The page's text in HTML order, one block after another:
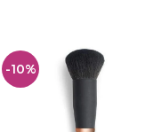
-10%